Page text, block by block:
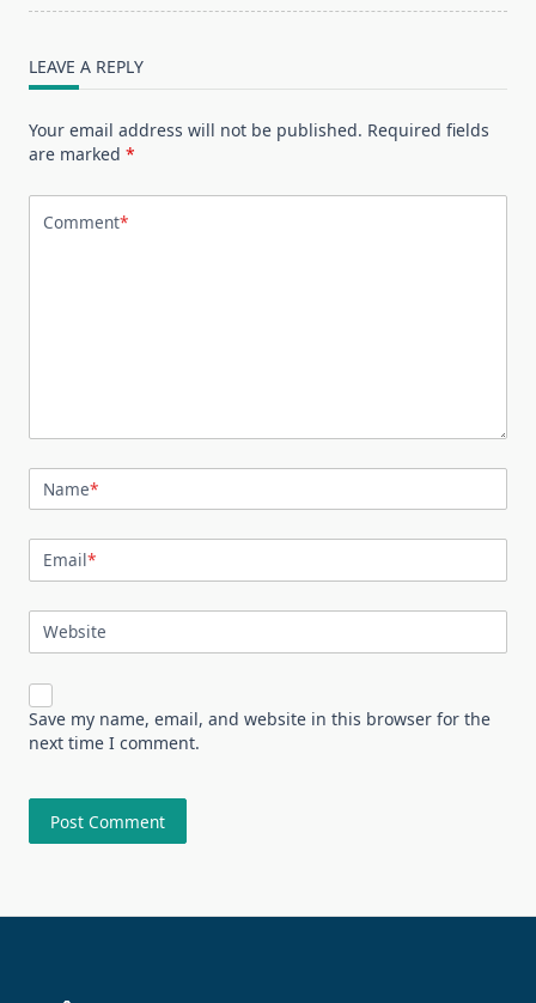
LEAVE A REPLY
Your email address will not be published. Required fields
are marked *
Comment*
Name*
Email*
Website
Save my name, email, and website in this browser for the
next time I comment.